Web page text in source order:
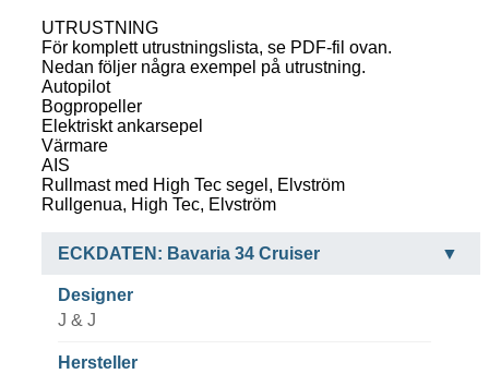
UTRUSTNING
För komplett utrustningslista, se PDF-fil ovan.
Nedan följer några exempel på utrustning.
Autopilot
Bogpropeller
Elektriskt ankarsepel
Värmare
AIS
Rullmast med High Tec segel, Elvström
Rullgenua, High Tec, Elvström
ECKDATEN: Bavaria 34 Cruiser
Designer
J & J
Hersteller